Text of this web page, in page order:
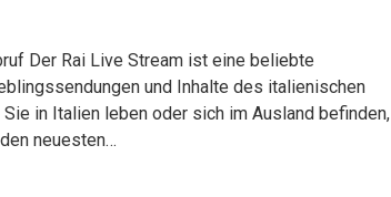
Der Rai Live Stream ist eine beliebte
und Inhalte des italienischen
in Italien leben oder sich im Ausland befinden,
neuesten…